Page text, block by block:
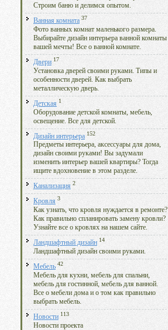
Строим баню и делимся опытом.
Ванная комната 37
Фото ванных комнат маленького размера.
Выбирайте дизайн интерьера ванной комнаты
вашей мечты! Все о ванной комнате.
Двери 17
Установка дверей своими руками. Типы и
особенности дверей. Как выбрать
металлическую дверь.
Детская 1
Оборудование детской комнаты, мебель,
освещение. Все для детской.
Дизайн интерьера 152
Предметы интерьера, аксессуары для дома,
дизайн своими руками! Вы задумали
изменить интерьер вашей квартиры? Тогда
ищите вдохновение в этом разделе.
Канализация 2
Кровля 3
Как узнать, что кровля нуждается в ремонте?
Как правильно спланировать замену кровли?
Узнайте все о кровлях на нашем сайте.
Ландшафтный дизайн 14
Ландшафтный дизайн своими руками.
Мебель 42
Мебель для кухни, мебель для спальни,
мебель для гостинной, мебель для ванной.
Все о мебели дома и о том как правильно
выбрать мебель.
Новости 113
Новости проекта